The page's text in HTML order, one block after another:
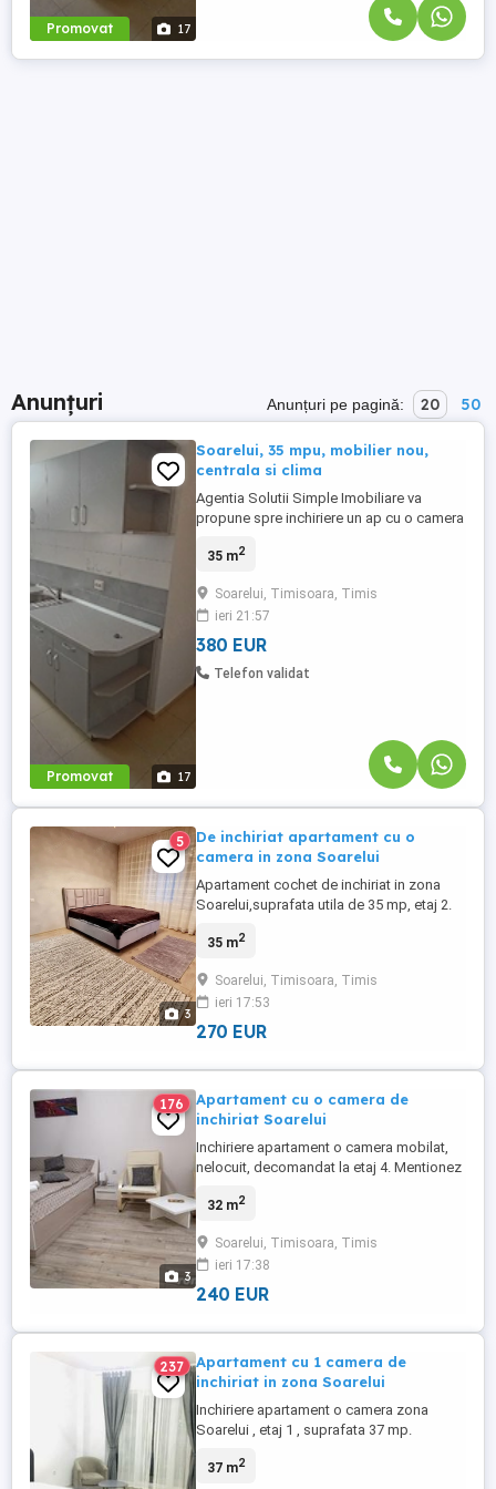
Promovat 17
Anunțuri Anunțuri pe pagină: 20 50
Promovat 17
Soarelui, 35 mpu, mobilier nou,
centrala si clima
Agentia Solutii Simple Imobiliare va
propune spre inchiriere un ap cu o camera
etajul 5 mansarda, intr-un bloc cu P+4+m
urmatoarea configuratie - coridor intrare -
bucatarie complet mobilata si utilata -
baie cu vana, aerisire ...
35 m2
Soarelui, Timisoara, Timis
ieri 21:57
380 EUR
Telefon validat
3
5
De inchiriat apartament cu o
camera in zona Soarelui
Apartament cochet de inchiriat in zona
Soarelui,suprafata utila de 35 mp, etaj 2.
complet mobilat si utilat. Pet friendly se
35 m2
Soarelui, Timisoara, Timis
ieri 17:53
270 EUR
3
176
Apartament cu o camera de
inchiriat Soarelui
Inchiriere apartament o camera mobilat,
nelocuit, decomandat la etaj 4. Mentionez
este de 32 mp
32 m2
Soarelui, Timisoara, Timis
ieri 17:38
240 EUR
237
Apartament cu 1 camera de
inchiriat in zona Soarelui
Inchiriere apartament o camera zona
Soarelui , etaj 1 , suprafata 37 mp.
a supermaketurilor , cofetarie , baruri ,
37 m2